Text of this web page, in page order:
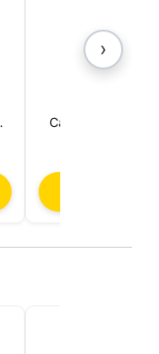
Calavera 89.9%
›